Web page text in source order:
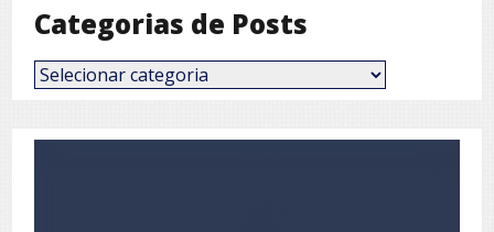
Categorias de Posts
Categorias
de